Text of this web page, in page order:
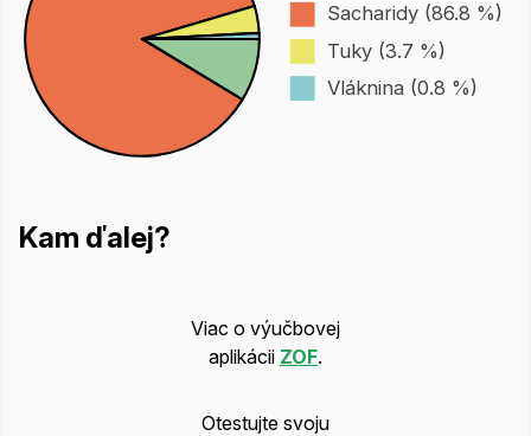
Sacharidy (86.8 %)
Tuky (3.7 %)
Vláknina (0.8 %)
Kam ďalej?
Viac o výučbovej
aplikácii ZOF.
Otestujte svoju